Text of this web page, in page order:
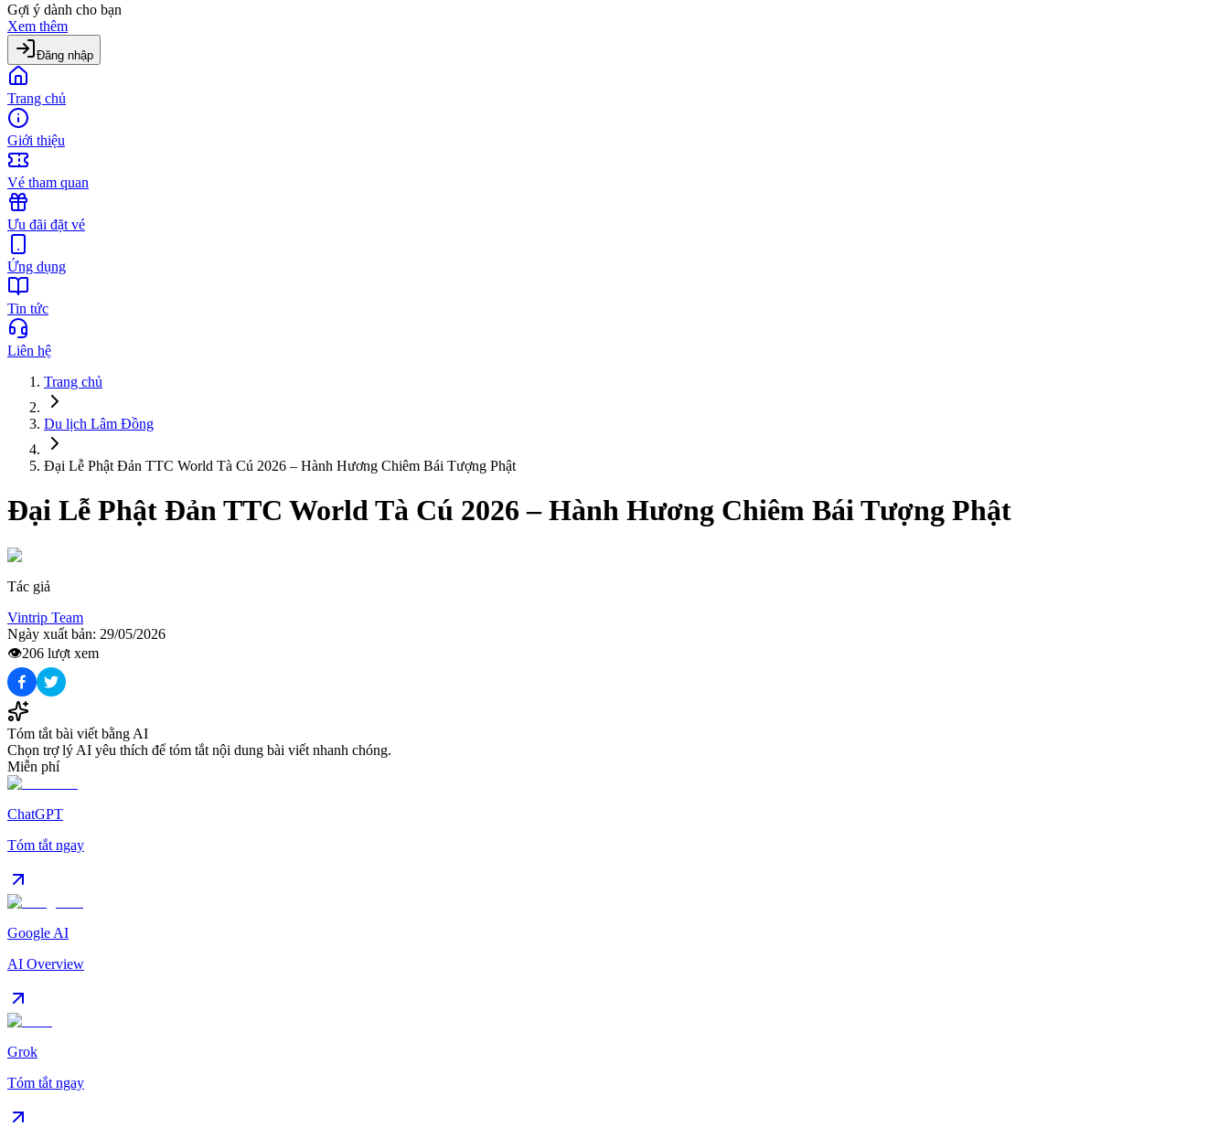
Gợi ý dành cho bạn
Xem thêm
Đăng nhập
Trang chủ
Giới thiệu
Vé tham quan
Ưu đãi đặt vé
Ứng dụng
Tin tức
Liên hệ
Trang chủ
Du lịch Lâm Đồng
Đại Lễ Phật Đản TTC World Tà Cú 2026 – Hành Hương Chiêm Bái Tượng Phật
Đại Lễ Phật Đản TTC World Tà Cú 2026 – Hành Hương Chiêm Bái Tượng Phật
Tác giả
Vintrip Team
Ngày xuất bản: 29/05/2026
👁️206 lượt xem
Tóm tắt bài viết bằng AI
Chọn trợ lý AI yêu thích để tóm tắt nội dung bài viết nhanh chóng.
Miễn phí
ChatGPT
Tóm tắt ngay
Google AI
AI Overview
Grok
Tóm tắt ngay